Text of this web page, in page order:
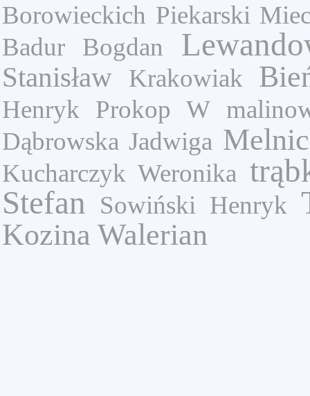
Borowieckich Piekarski
Badur Bogdan
Stanisław Krakowiak
Henryk Prokop W
Dąbrowska Jadwiga
Kucharczyk Weronika
Stefan Sowiński Henryk
Kozina Walerian